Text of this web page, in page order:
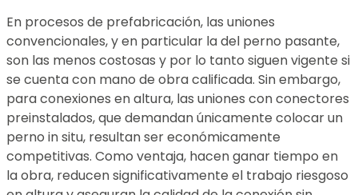
En procesos de prefabricación, las uniones
convencionales, y en particular la del perno pasante,
son las menos costosas y por lo tanto siguen vigente si
se cuenta con mano de obra calificada. Sin embargo,
para conexiones en altura, las uniones con conectores
preinstalados, que demandan únicamente colocar un
perno in situ, resultan ser económicamente
competitivas. Como ventaja, hacen ganar tiempo en
la obra, reducen significativamente el trabajo riesgoso